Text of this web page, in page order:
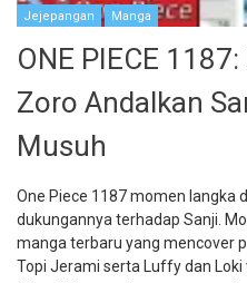
Jejepangan Manga
ONE PIECE
Zoro Andalkan
Musuh
One Piece 1187 momen langka
dukungannya terhadap Sanji.
manga terbaru yang mencover
Topi Jerami serta Luffy dan Loki